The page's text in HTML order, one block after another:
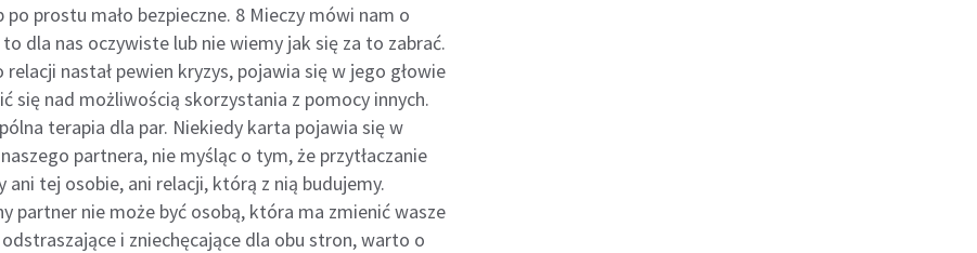
prostu mało bezpieczne. 8 Mieczy mówi nam o
dla nas oczywiste lub nie wiemy jak się za to zabrać.
nastał pewien kryzys, pojawia się w jego głowie
się nad możliwością skorzystania z pomocy innych.
terapia dla par. Niekiedy karta pojawia się w
partnera, nie myśląc o tym, że przytłaczanie
tej osobie, ani relacji, którą z nią budujemy.
partner nie może być osobą, która ma zmienić wasze
i zniechęcające dla obu stron, warto o